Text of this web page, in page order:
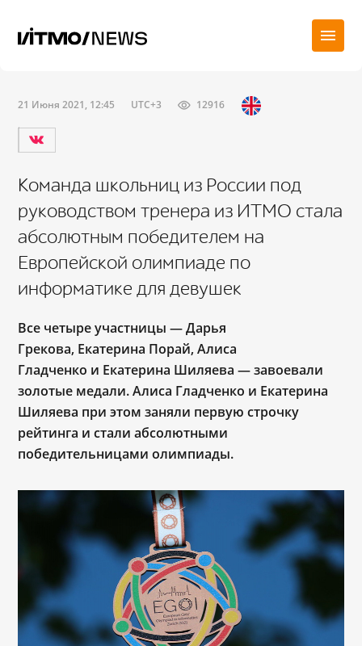
21 Июня 2021, 12:45 UTC+3 12916
Команда школьниц из России под
руководством тренера из ИТМО стала
абсолютным победителем на
Европейской олимпиаде по
информатике для девушек
Все четыре участницы — Дарья
Грекова, Екатерина Порай, Алиса
Гладченко и Екатерина Шиляева — завоевали
золотые медали. Алиса Гладченко и Екатерина
Шиляева при этом заняли первую строчку
рейтинга и стали абсолютными
победительницами олимпиады.